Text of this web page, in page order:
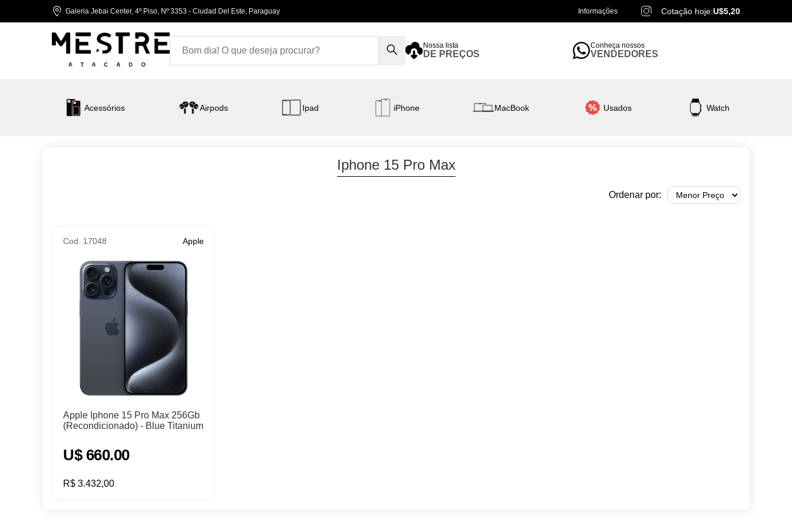
Galeria Jebai Center, 4º Piso, Nº 3353 - Ciudad Del Este, Paraguay Informações Cotação hoje:U$5,20
Nossa lista
DE PREÇOS
Conheça nossos
VENDEDORES
Acessórios Airpods Ipad iPhone MacBook Usados Watch
Iphone 15 Pro Max
Ordenar por:
Cod. 17048 Apple
Apple Iphone 15 Pro Max 256Gb
(Recondicionado) - Blue Titanium
U$ 660.00
R$ 3.432,00